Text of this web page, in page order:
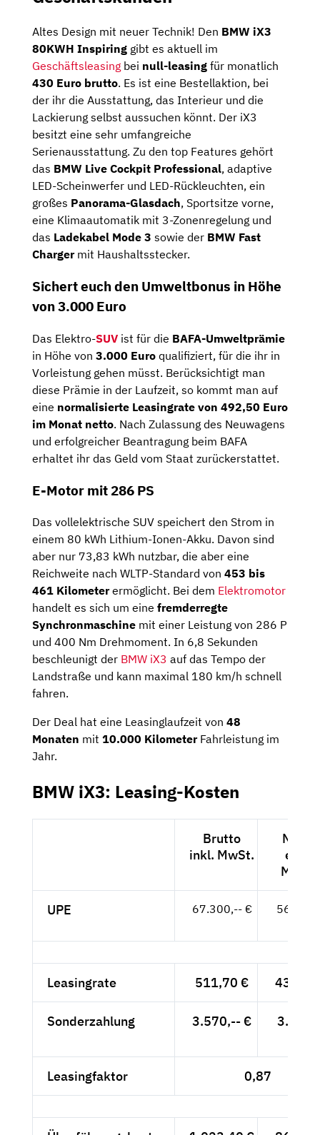
Altes Design mit neuer Technik! Den BMW iX3
80KWH Inspiring gibt es aktuell im
Geschäftsleasing bei null-leasing für monatlich
430 Euro brutto. Es ist eine Bestellaktion, bei
der ihr die Ausstattung, das Interieur und die
Lackierung selbst aussuchen könnt. Der iX3
besitzt eine sehr umfangreiche
Serienausstattung. Zu den top Features gehört
das BMW Live Cockpit Professional, adaptive
LED-Scheinwerfer und LED-Rückleuchten, ein
großes Panorama-Glasdach, Sportsitze vorne,
eine Klimaautomatik mit 3-Zonenregelung und
das Ladekabel Mode 3 sowie der BMW Fast
Chargermit Haushaltsstecker.
Sichert euch den Umweltbonus in Höhe
von 3.000 Euro
Das Elektro-SUV ist für die BAFA-Umweltprämie
in Höhe von 3.000 Euro qualifiziert, für die ihr in
Vorleistung gehen müsst. Berücksichtigt man
diese Prämie in der Laufzeit, so kommt man auf
eine normalisierte Leasingrate von 492,50 Euro
im Monat netto. Nach Zulassung des Neuwagens
und erfolgreicher Beantragung beim BAFA
erhaltet ihr das Geld vom Staat zurückerstattet.
E-Motor mit 286 PS
Das vollelektrische SUV speichert den Strom in
einem 80 kWh Lithium-Ionen-Akku. Davon sind
aber nur 73,83 kWh nutzbar, die aber eine
Reichweite nach WLTP-Standard von 453 bis
461 Kilometerermöglicht. Bei dem Elektromotor
handelt es sich um eine fremderregte
Synchronmaschine mit einer Leistung von 286 P
und 400 Nm Drehmoment. In 6,8 Sekunden
beschleunigt der BMW iX3 auf das Tempo der
Landstraße und kann maximal 180 km/h schnell
fahren.
Der Deal hat eine Leasinglaufzeit von 48
Monaten mit 10.000 KilometerFahrleistung im
Jahr.
BMW iX3: Leasing-Kosten
Brutto
inkl. MwSt.
Netto
exkl.
MwSt.
UPE 67.300,-- €
Leasingrate 511,70 € 430,--
Sonderzahlung 3.570,-- €
3.000,-
Leasingfaktor 0,87